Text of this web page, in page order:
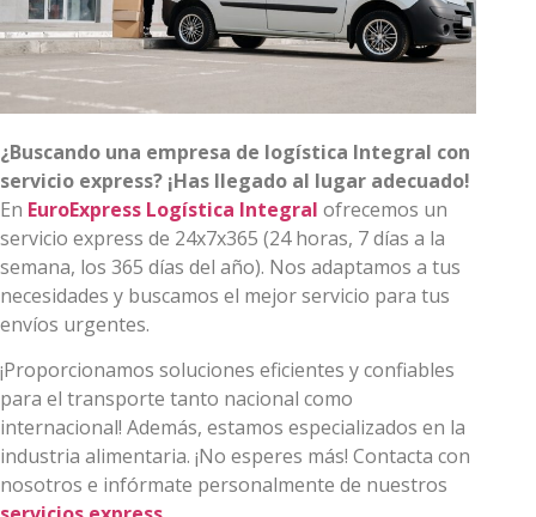
¿Buscando una empresa de logística Integral con
servicio express? ¡Has llegado al lugar adecuado!
En EuroExpress Logística Integral ofrecemos un
servicio express de 24x7x365 (24 horas, 7 días a la
semana, los 365 días del año). Nos adaptamos a tus
necesidades y buscamos el mejor servicio para tus
envíos urgentes.
¡Proporcionamos soluciones eficientes y confiables
para el transporte tanto nacional como
internacional! Además, estamos especializados en la
industria alimentaria. ¡No esperes más! Contacta con
nosotros e infórmate personalmente de nuestros